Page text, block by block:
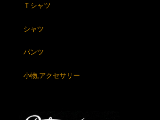
Ｔシャツ
シャツ
パンツ
小物,アクセサリー